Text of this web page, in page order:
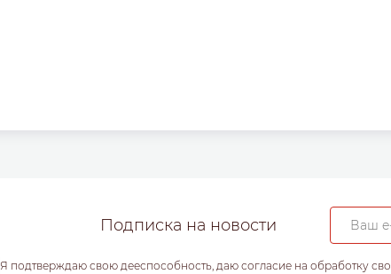
Подписка на новости
Я подтверждаю свою дееспособность, даю согласие на обработку